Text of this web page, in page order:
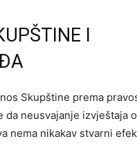
I
Skupštine prema
da neusvajanje izvještaja
nema nikakav stvarni